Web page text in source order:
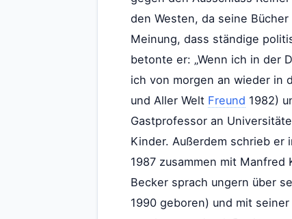
den Westen, da seine
Meinung, dass ständige
betonte er: „Wenn ich in der
ich von morgen an wieder in
und Aller Welt Freund 1982)
Gastprofessor an
Kinder. Außerdem schrieb er
1987 zusammen mit
Becker sprach ungern über
1990 geboren) und mit